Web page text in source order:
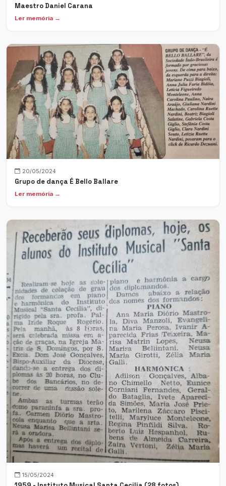
Maestro Daniel Carana
Ler memória →
20/05/2024
Grupo de dança É Bello Ballare
Ler memória →
15/05/2024